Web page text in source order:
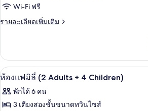
ของ
ห้อง
หอพัก
รวม
Wi-Fi ฟรี
รายละเอียดเพิ่มเติม
ราย
เกี่ยว
กับ
ห้อง
รวม,
หอพัก
เปิด
ภาพถ่าย
ทั้งหมด
ห้องแฟมิลี่
7
ห้องแฟมิลี่ (2 Adults + 4 Children)
พักได้ 6 คน
3 เตียงสองชั้นขนาดทวินไซส์